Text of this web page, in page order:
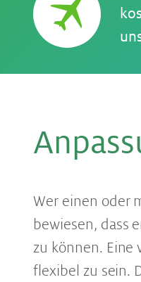
Wer einen oder
bewiesen, dass
zu können. Eine
flexibel zu sein.